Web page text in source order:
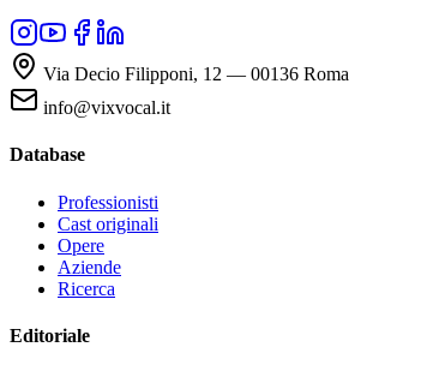
Via Decio Filipponi, 12 — 00136 Roma
info@vixvocal.it
Database
Professionisti
Cast originali
Opere
Aziende
Ricerca
Editoriale